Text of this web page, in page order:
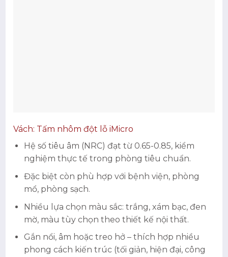
Vách: Tấm nhôm đột lỗ iMicro
Hệ số tiêu âm (NRC) đạt từ 0.65-0.85, kiểm
nghiệm thực tế trong phòng tiêu chuẩn.
Đặc biệt còn phù hợp với bệnh viện, phòng
mổ, phòng sạch.
Nhiều lựa chọn màu sắc: trắng, xám bạc, đen
mờ, màu tùy chọn theo thiết kế nội thất.
Gắn nổi, âm hoặc treo hở – thích hợp nhiều
phong cách kiến trúc (tối giản, hiện đại, công